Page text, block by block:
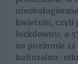
kwietniu, czyli
lockdownu, o
na poziomie
kulturalno-